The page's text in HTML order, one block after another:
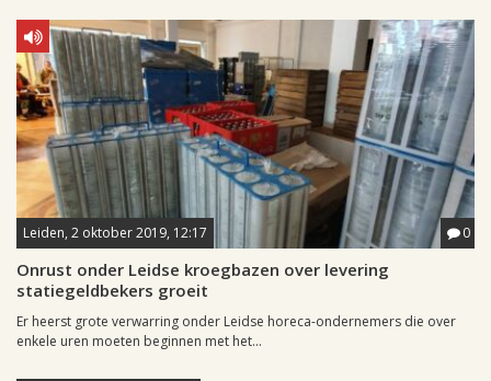
Leiden, 2 oktober 2019, 12:17 0
Onrust onder Leidse kroegbazen over levering
statiegeldbekers groeit
Er heerst grote verwarring onder Leidse horeca-ondernemers die over
enkele uren moeten beginnen met het...